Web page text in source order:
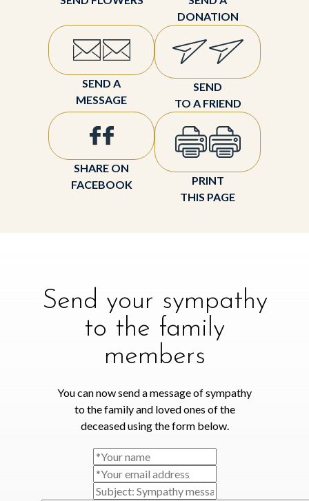
DONATION
SEND A
MESSAGE
SEND
TO A FRIEND
SHARE ON
FACEBOOK
PRINT
THIS PAGE
Send your sympathy
to the family
members
You can now send a message of sympathy
to the family and loved ones of the
deceased using the form below.